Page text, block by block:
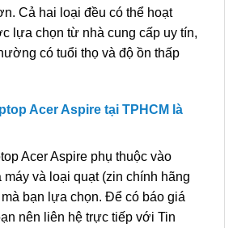
Cả hai loại đều có thể hoạt
lựa chọn từ nhà cung cấp uy tín,
có tuổi thọ và độ ồn thấp
Acer Aspire tại TPHCM là
Acer Aspire phụ thuộc vào
máy và loại quạt (zin chính hãng
bạn lựa chọn. Để có báo giá
nên liên hệ trực tiếp với Tin